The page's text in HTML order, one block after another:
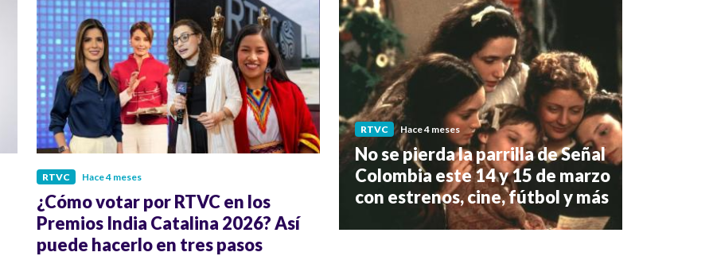
RTVC Hace 4 meses
¿Cómo votar por RTVC en los
Premios India Catalina 2026? Así
puede hacerlo en tres pasos
RTVC Hace 4 meses
No se pierda la parrilla de Señal
Colombia este 14 y 15 de marzo
con estrenos, cine, fútbol y más